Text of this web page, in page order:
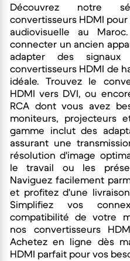
Découvrez notre
convertisseurs HDMI
audiovisuelle au
connecter un ancien
adapter des signaux
convertisseurs HDMI de
idéale. Trouvez le
HDMI vers DVI, ou
RCA dont vous avez
moniteurs, projecteurs
gamme inclut des
assurant une
résolution d'image
le travail ou les
Naviguez facilement
et profitez d'une
Simplifiez vos
compatibilité de votre
nos convertisseurs
Achetez en ligne dès
HDMI parfait pour vos